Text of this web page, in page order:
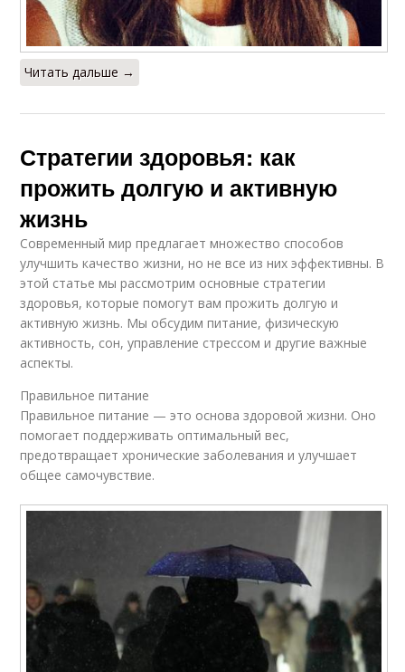
Читать дальше →
Стратегии здоровья: как
прожить долгую и активную
жизнь
Современный мир предлагает множество способов
улучшить качество жизни, но не все из них эффективны. В
этой статье мы рассмотрим основные стратегии
здоровья, которые помогут вам прожить долгую и
активную жизнь. Мы обсудим питание, физическую
активность, сон, управление стрессом и другие важные
аспекты.
Правильное питание
Правильное питание — это основа здоровой жизни. Оно
помогает поддерживать оптимальный вес,
предотвращает хронические заболевания и улучшает
общее самочувствие.